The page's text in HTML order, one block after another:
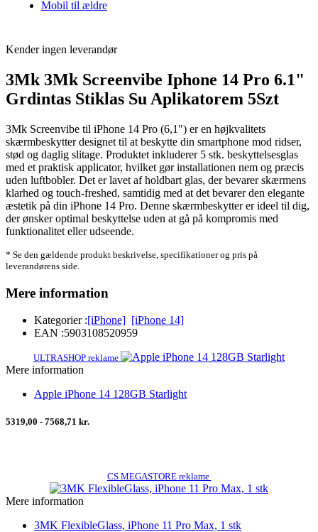
Mobil til ældre
Kender ingen leverandør
3Mk 3Mk Screenvibe Iphone 14 Pro 6.1"
Grdintas Stiklas Su Aplikatorem 5Szt
3Mk Screenvibe til iPhone 14 Pro (6,1") er en højkvalitets
skærmbeskytter designet til at beskytte din smartphone mod ridser,
stød og daglig slitage. Produktet inkluderer 5 stk. beskyttelsesglas
med et praktisk applicator, hvilket gør installationen nem og præcis
uden luftbobler. Det er lavet af holdbart glas, der bevarer skærmens
klarhed og touch-freshed, samtidig med at det bevarer den elegante
æstetik på din iPhone 14 Pro. Denne skærmbeskytter er ideel til dig,
der ønsker optimal beskyttelse uden at gå på kompromis med
funktionalitet eller udseende.
* Se den gældende produkt beskrivelse, specifikationer og pris på
leverandørens side.
Mere information
Kategorier :[iPhone] [iPhone 14]
EAN :5903108520959
ULTRASHOP reklame
Mere information
Apple iPhone 14 128GB Starlight
5319,00 - 7568,71 kr.
CS MEGASTORE reklame
Mere information
3MK FlexibleGlass, iPhone 11 Pro Max, 1 stk